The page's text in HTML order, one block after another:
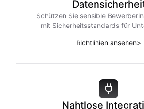
Schützen Sie sensible
mit Sicherheitsstandards für
Richtlinien ansehen>
Nahtlose